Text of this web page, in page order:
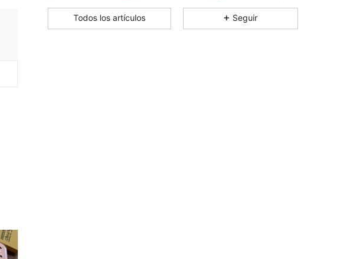
4.86
Todos los artículos Seguir